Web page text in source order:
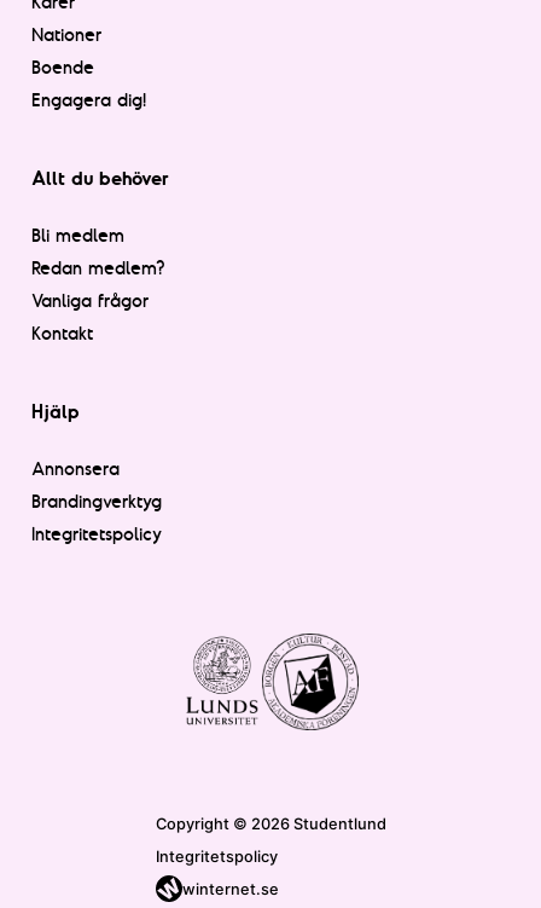
Nationer
Boende
Engagera dig!
Allt du behöver
Bli medlem
Redan medlem?
Vanliga frågor
Kontakt
Hjälp
Annonsera
Brandingverktyg
Integritetspolicy
Copyright © 2026 Studentlund
Integritetspolicy
winternet.se